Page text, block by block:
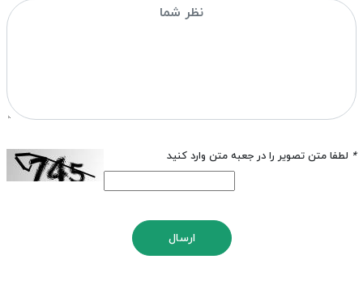
* لطفا متن تصویر را در جعبه متن وارد کنید
ارسال